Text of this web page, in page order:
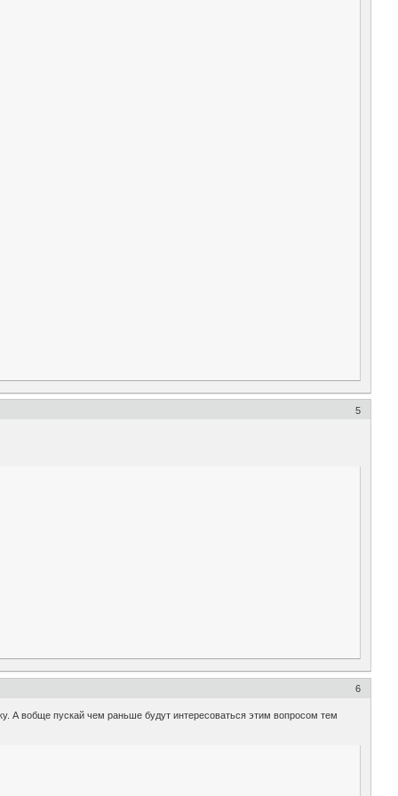
5
6
А вобще пускай чем раньше будут интересоваться этим вопросом тем